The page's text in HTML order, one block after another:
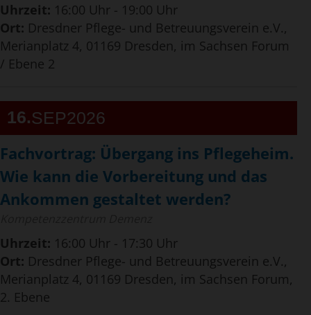
Uhrzeit: 16:00 Uhr - 19:00 Uhr
Ort: Dresdner Pflege- und Betreuungsverein e.V.,
Merianplatz 4, 01169 Dresden, im Sachsen Forum
/ Ebene 2
16 SEP2026
Fachvortrag: Übergang ins Pflegeheim.
Wie kann die Vorbereitung und das
Ankommen gestaltet werden?
Uhrzeit: 16:00 Uhr - 17:30 Uhr
Ort: Dresdner Pflege- und Betreuungsverein e.V.,
Merianplatz 4, 01169 Dresden, im Sachsen Forum,
2. Ebene